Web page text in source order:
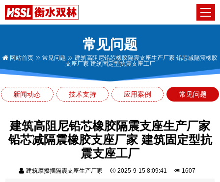
常见问题
网站首页 常见问题
建筑高阻尼铅芯橡胶隔震支座生产厂家 铅芯减隔震橡胶
支座厂家 建筑固定型抗震支座工厂
新闻动态 技术支持 应用案例 常见问题
建筑高阻尼铅芯橡胶隔震支座生产厂家
铅芯减隔震橡胶支座厂家 建筑固定型抗
震支座工厂
建筑摩擦摆隔震支座生产厂家 2025-9-15 8:09:41 1607